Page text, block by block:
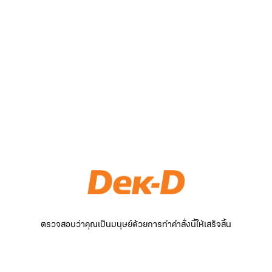
ตรวจสอบว่าคุณเป็นมนุษย์ด้วยการทำคำสั่งนี้ให้เสร็จสิ้น